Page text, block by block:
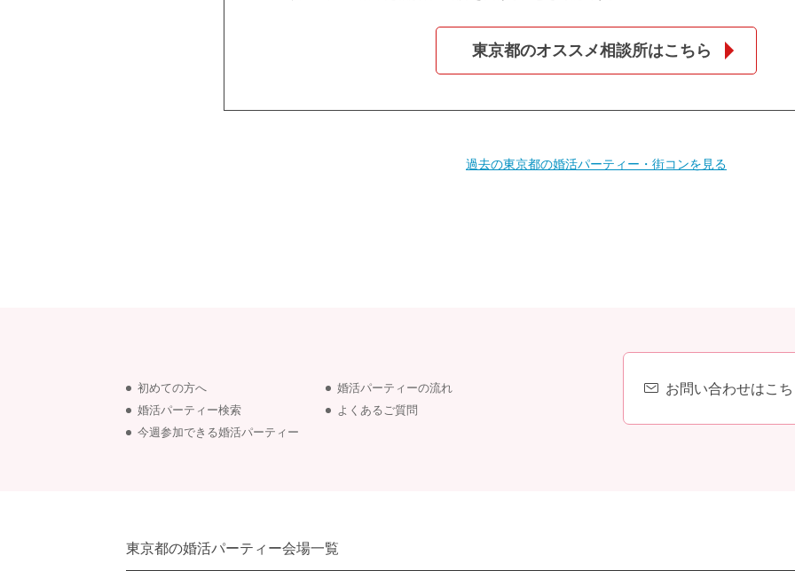
東京都のオススメ相談所はこちら
過去の東京都の婚活パーティー・街コンを見る
お問い合わせはこ
初めての方へ
婚活パーティーの流れ
婚活パーティー検索
よくあるご質問
今週参加できる婚活パーティー
東京都の婚活パーティー会場一覧